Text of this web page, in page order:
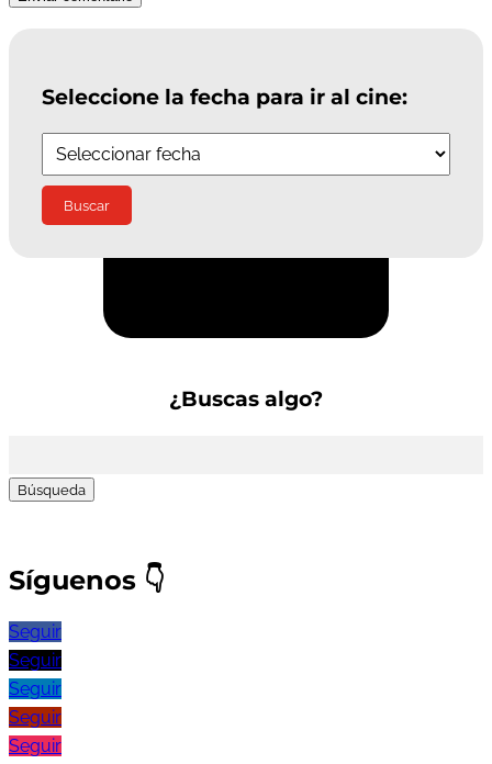
Seleccione la fecha para ir al cine:
¿Buscas algo?
Síguenos 👇
Seguir
Seguir
Seguir
Seguir
Seguir